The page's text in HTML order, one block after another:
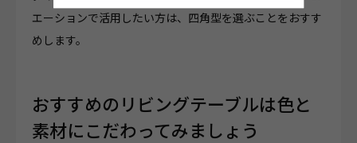
エーションで活用したい方は、四角型を選ぶことをおすす
めします。
おすすめのリビングテーブルは色と
素材にこだわってみましょう